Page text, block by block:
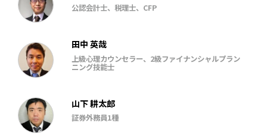
公認会計士、税理士、CFP
田中 英哉
上級心理カウンセラー、2級ファイナンシャルプラン
ニング技能士
山下 耕太郎
証券外務員1種